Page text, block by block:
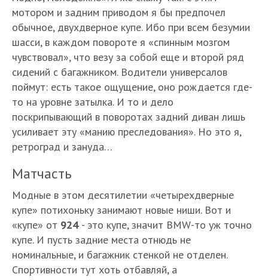
мотором и задним приводом я бы предпочел
обычное, двухдверное купе. Ибо при всем безумии
шасси, в каждом повороте я «спинным мозгом
чувствовал», что везу за собой еще и второй ряд
сидений с багажником. Водители универсалов
поймут: есть такое ощущение, оно рождается где-
то на уровне затылка. И то и дело
поскрипывающий в поворотах задний диван лишь
усиливает эту «манию преследования». Но это я,
ретроград и зануда…
Матчасть
Модные в этом десятилетии «четырехдверные
купе» потихоньку занимают новые ниши. Вот и
«купе» от 924 - это купе, значит BMW-то уж точно
купе. И пусть задние места отнюдь не
номинальные, и багажник стенкой не отделен.
Спортивности тут хоть отбавляй, а